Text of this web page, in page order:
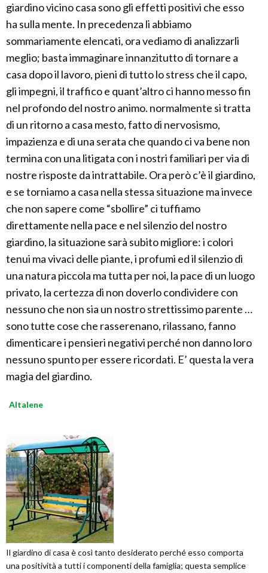
giardino vicino casa sono gli effetti positivi che esso
ha sulla mente. In precedenza li abbiamo
sommariamente elencati, ora vediamo di analizzarli
meglio; basta immaginare innanzitutto di tornare a
casa dopo il lavoro, pieni di tutto lo stress che il capo,
gli impegni, il traffico e quant’altro ci hanno messo fin
nel profondo del nostro animo. normalmente si tratta
di un ritorno a casa mesto, fatto di nervosismo,
impazienza e di una serata che quando ci va bene non
termina con una litigata con i nostri familiari per via di
nostre risposte da intrattabile. Ora però c’è il giardino,
e se torniamo a casa nella stessa situazione ma invece
che non sapere come “sbollire” ci tuffiamo
direttamente nella pace e nel silenzio del nostro
giardino, la situazione sarà subito migliore: i colori
tenui ma vivaci delle piante, i profumi ed il silenzio di
una natura piccola ma tutta per noi, la pace di un luogo
privato, la certezza di non doverlo condividere con
nessuno che non sia un nostro strettissimo parente …
sono tutte cose che rasserenano, rilassano, fanno
dimenticare i pensieri negativi perché non danno loro
nessuno spunto per essere ricordati. E’ questa la vera
magia del giardino.
Altalene
Il giardino di casa è così tanto desiderato perché esso comporta
una positività a tutti i componenti della famiglia; questa semplice